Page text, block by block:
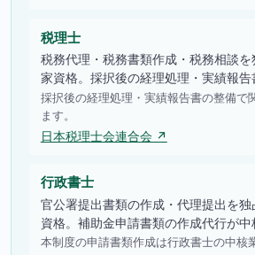
税理士
税務代理・税務書類作成・税務相談
家資格。採択後の経理処理・実績報告
採択後の経理処理・実績報告書の整備で
ます。
日本税理士会連合会 ↗
行政書士
官公署提出書類の作成・代理提出を
資格。補助金申請書類の作成代行が中
本制度の申請書類作成は行政書士の中核